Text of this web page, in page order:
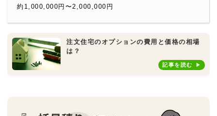
約1,000,000円〜2,000,000円
注文住宅のオプションの費用と価格の相場
は？
記事を読む